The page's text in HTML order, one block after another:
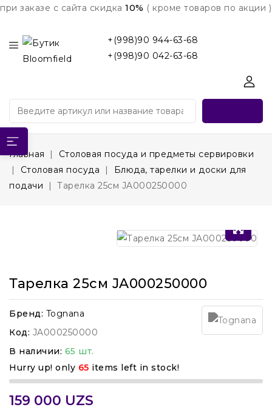
при заказе с сайта скидка 10% ( кроме товаров по акции )
+(998)90 944-63-68
+(998)90 042-63-68
Главная
Столовая посуда и предметы сервировки
Столовая посуда
Блюда, тарелки и доски для
подачи
Тарелка 25см JA000250000
Тарелка 25см JA000250000
Бренд: Tognana
Код: JA000250000
В наличии: 65 шт.
Hurry up! only 65 items left in stock!
159 000 UZS